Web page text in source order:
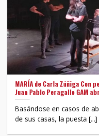
MARÍA de Carla Zúñiga
Juan Pablo Peragallo GAM
Basándose en casos de
de sus casas, la puesta [...]